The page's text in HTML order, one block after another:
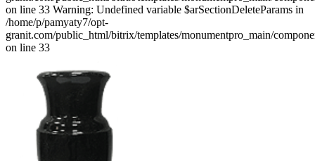
on line 33 Warning: Undefined variable $arSectionDeleteParams in
/home/p/pamyaty7/opt-
granit.com/public_html/bitrix/templates/monumentpro_main/
on line 33